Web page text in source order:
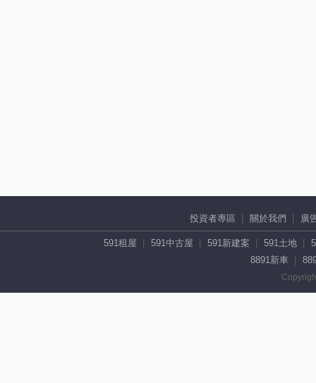
投資者專區 關於我們 廣
591租屋 591中古屋 591新建案 591土地
8891新車